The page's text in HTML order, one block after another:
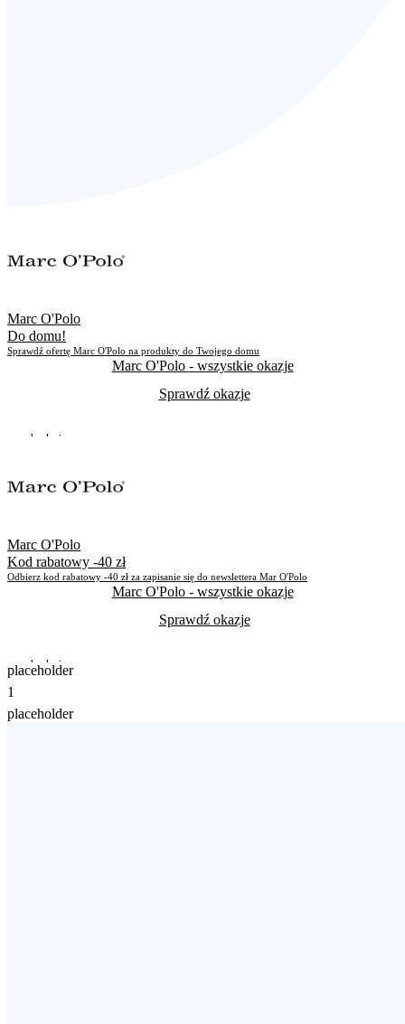
Marc O'Polo
Do domu!
Sprawdź ofertę Marc O'Polo na produkty do Twojego domu
Marc O'Polo - wszystkie okazje
Sprawdź okazje
Do odwołania
Marc O'Polo
Kod rabatowy -40 zł
Odbierz kod rabatowy -40 zł za zapisanie się do newslettera Mar O'Polo
Marc O'Polo - wszystkie okazje
Sprawdź okazje
Do odwołania
Skorzystało
placeholder
1
placeholder